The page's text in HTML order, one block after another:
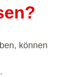
können